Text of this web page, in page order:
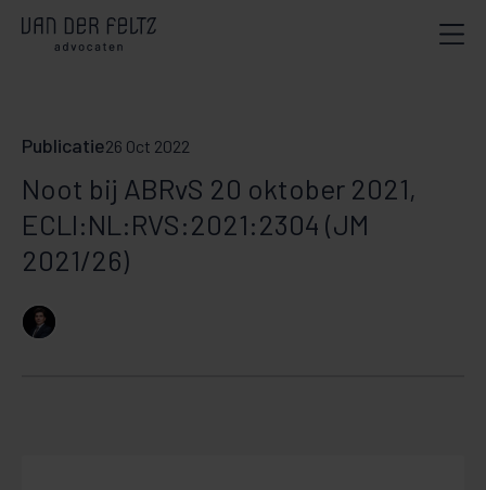
Publicatie26 Oct 2022
Noot bij ABRvS 20 oktober 2021,
ECLI:NL:RVS:2021:2304 (JM
2021/26)